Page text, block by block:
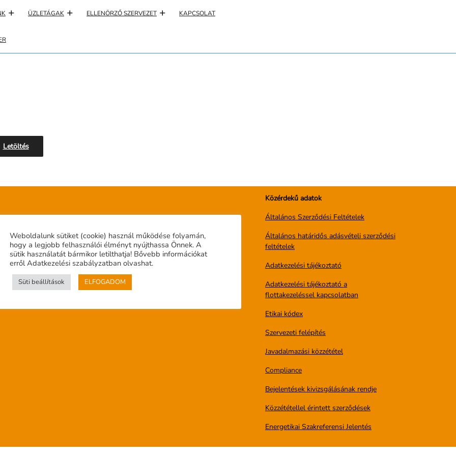
ÜZLETÁGAK ELLENÖRZŐ SZERVEZET KAPCSOLAT
Letöltés
Közérdekű adatok
Általános Szerződési Feltételek
Általános határidős adásvételi szerződési
feltételek
Adatkezelési tájékoztató
Adatkezelési tájékoztató a
flottakezeléssel kapcsolatban
Etikai kódex
Szervezeti felépítés
Javadalmazási közzététel
Compliance
Bejelentések kivizsgálásának rendje
Közzététellel érintett szerződések
Energetikai Szakreferensi Jelentés
Weboldalunk sütiket (cookie) használ működése folyamán,
hogy a legjobb felhasználói élményt nyújthassa Önnek. A
sütik használatát bármikor letilthatja! Bővebb információkat
erről Adatkezelési szabályzatban olvashat.
Süti beállítások ELFOGADOM